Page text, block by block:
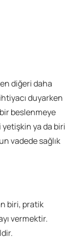
diğeri daha
duyarken
beslenmeye
ya da biri
vadede sağlık
biri, pratik
vermektir.